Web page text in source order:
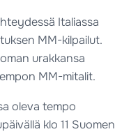
Italiassa
MM-kilpailut.
urakkansa
MM-mitalit.
oleva tempo
klo 11 Suomen